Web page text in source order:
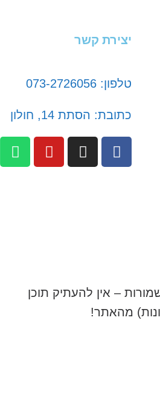
יצירת קשר
טלפון: 073-2726056
כתובת: הסתת 14, חולון
– אין להעתיק תוכן
מהאתר!